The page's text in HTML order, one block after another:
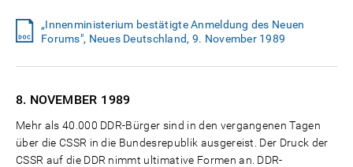
„Innenministerium bestätigte Anmeldung des Neuen
Forums", Neues Deutschland, 9. November 1989
8. NOVEMBER 1989
Mehr als 40.000 DDR-Bürger sind in den vergangenen Tagen
über die CSSR in die Bundesrepublik ausgereist. Der Druck der
CSSR auf die DDR nimmt ultimative Formen an. DDR-